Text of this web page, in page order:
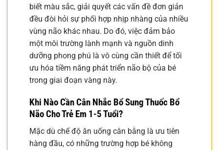
biết màu sắc, giải quyết các vấn đề đơn giản
đều đòi hỏi sự phối hợp nhịp nhàng của nhiều
vùng não khác nhau. Do đó, việc đảm bảo
một môi trường lành mạnh và nguồn dinh
dưỡng phong phú là vô cùng cần thiết để tối
ưu hóa tiềm năng phát triển não bộ của bé
trong giai đoạn vàng này.
Khi Nào Cần Cân Nhắc Bổ Sung Thuốc Bổ
Não Cho Trẻ Em 1-5 Tuổi?
Mặc dù chế độ ăn uống cân bằng là ưu tiên
hàng đầu, có những trường hợp bé không